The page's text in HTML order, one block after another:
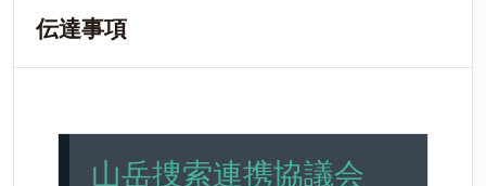
伝達事項
山岳捜索連携協議会